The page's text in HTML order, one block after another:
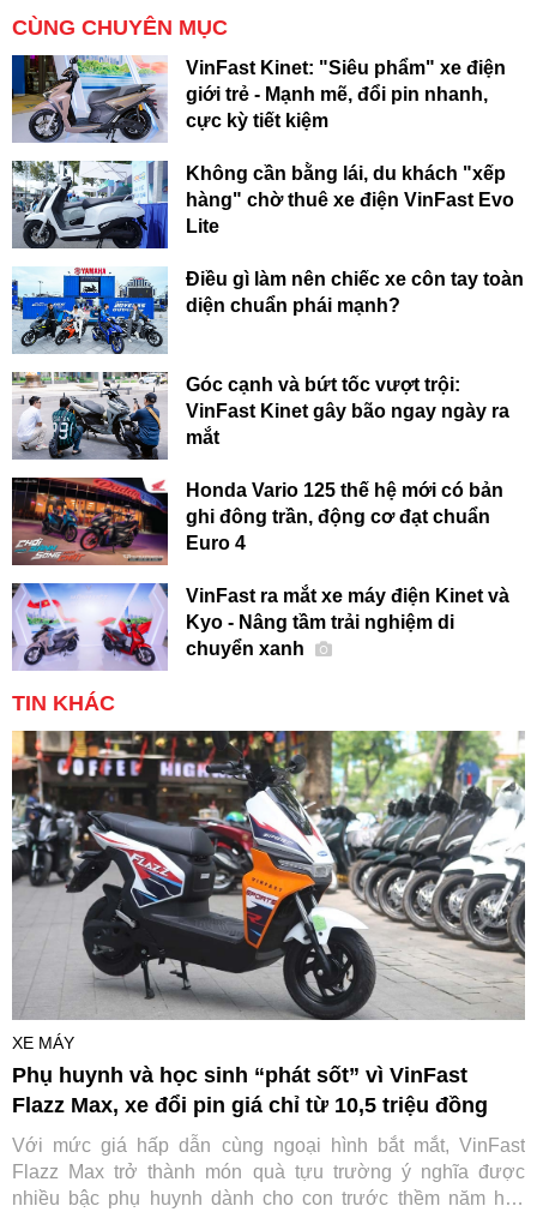
CÙNG CHUYÊN MỤC
VinFast Kinet: "Siêu phẩm" xe điện
giới trẻ - Mạnh mẽ, đổi pin nhanh,
cực kỳ tiết kiệm
Không cần bằng lái, du khách "xếp
hàng" chờ thuê xe điện VinFast Evo
Lite
Điều gì làm nên chiếc xe côn tay toàn
diện chuẩn phái mạnh?
Góc cạnh và bứt tốc vượt trội:
VinFast Kinet gây bão ngay ngày ra
mắt
Honda Vario 125 thế hệ mới có bản
ghi đông trần, động cơ đạt chuẩn
Euro 4
VinFast ra mắt xe máy điện Kinet và
Kyo - Nâng tầm trải nghiệm di
chuyển xanh
TIN KHÁC
XE MÁY
Phụ huynh và học sinh “phát sốt” vì VinFast
Flazz Max, xe đổi pin giá chỉ từ 10,5 triệu đồng
Với mức giá hấp dẫn cùng ngoại hình bắt mắt, VinFast
Flazz Max trở thành món quà tựu trường ý nghĩa được
nhiều bậc phụ huynh dành cho con trước thềm năm học